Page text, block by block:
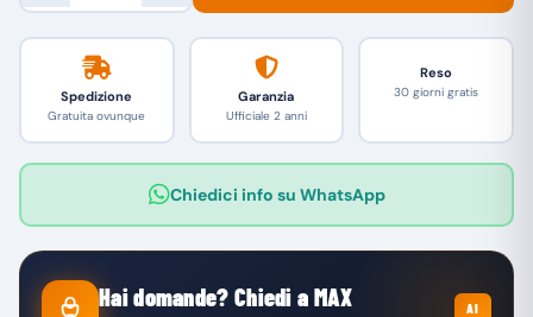
Spedizione
Gratuita ovunque
Garanzia
Ufficiale 2 anni
Reso
30 giorni gratis
Chiedici info su WhatsApp
Hai domande? Chiedi a MAX AI